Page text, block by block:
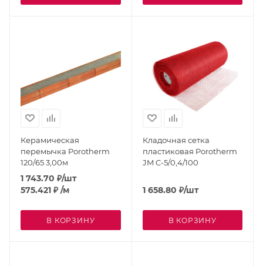
Керамическая
перемычка Porotherm
120/65 3,00м
1 743.70 ₽/шт
575.421 ₽ /м
В КОРЗИНУ
Кладочная сетка
пластиковая Porotherm
JM C-5/0,4/100
1 658.80 ₽/шт
В КОРЗИНУ